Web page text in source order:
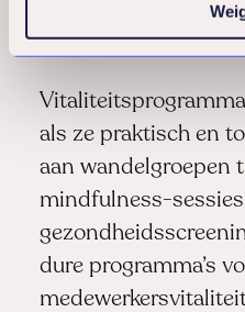
als ze praktisch en
aan wandelgroepen
mindfulness-
dure programma’s